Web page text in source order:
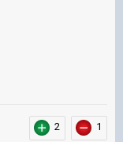
2 1